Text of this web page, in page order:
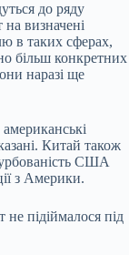
до ряду
визначені
в таких сферах,
більш конкретних
наразі ще
Китай також
США
з Америки.
підіймалося під